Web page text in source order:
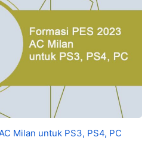
Milan untuk PS3, PS4, PC